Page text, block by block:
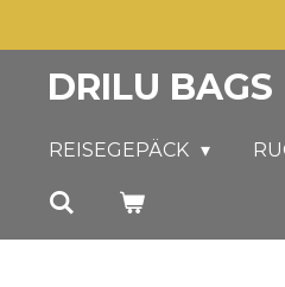
springen
DRILU BAGS
REISEGEPÄCK